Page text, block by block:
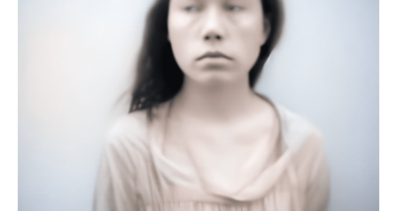
La série Chimères de Matthieu
Gafsou : photographie du futur